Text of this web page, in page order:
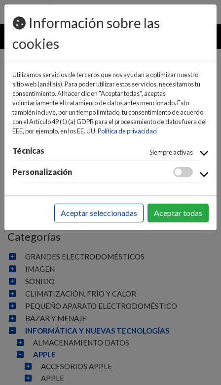
pedidos@ideaelectrodomesticos.com
924 047 836
MENU
INICIO>INFORMÁTICA Y NUEVAS TECNOLOGÍAS>
IPAD
Categorías
GRANDES ELECTRODOMÉSTICOS
IMAGEN
SONIDO
CLIMATIZACIÓN, FRÍO Y CALOR
PEQUEÑO APARATO ELECTRODOMÉSTICO
BAZAR Y MENAJE
INFORMÁTICA Y NUEVAS TECNOLOGÍAS
ALMACENAMIENTO DATOS
APPLE
ACCESORIOS APPLE
APPLE
Información sobre las
cookies
Utilizamos servicios de terceros que nos ayudan a optimizar nuestro
sitio web (análisis). Para poder utilizar estos servicios, necesitamos tu
consentimiento. Al hacer clic en "Aceptar todas", aceptas
voluntariamente el tratamiento de datos antes mencionado. Esto
también incluye, por un tiempo limitado, tu consentimiento de acuerdo
con el Artículo 49 (1) (a) GDPR para el procesamiento de datos fuera del
EEE, por ejemplo, en los EE. UU.Política de privacidad
Técnicas Siempre activas
Personalización
Aceptar seleccionadas Aceptar todas